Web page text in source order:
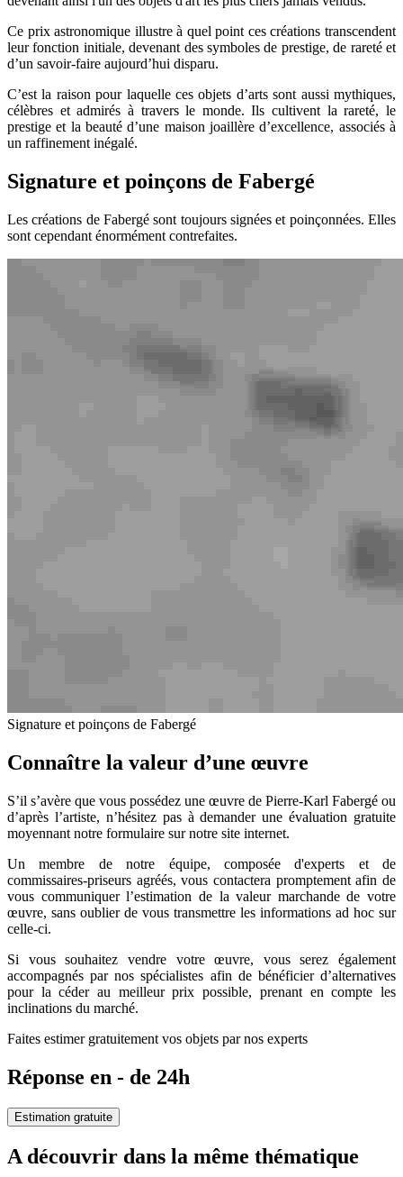
Ce prix astronomique illustre à quel point ces créations transcendent
leur fonction initiale, devenant des symboles de prestige, de rareté et
d’un savoir-faire aujourd’hui disparu.
C’est la raison pour laquelle ces objets d’arts sont aussi mythiques,
célèbres et admirés à travers le monde. Ils cultivent la rareté, le
prestige et la beauté d’une maison joaillère d’excellence, associés à
un raffinement inégalé.
Signature et poinçons de Fabergé
Les créations de Fabergé sont toujours signées et poinçonnées. Elles
sont cependant énormément contrefaites.
Signature et poinçons de Fabergé
Connaître la valeur d’une œuvre
S’il s’avère que vous possédez une œuvre de Pierre-Karl Fabergé ou
d’après l’artiste, n’hésitez pas à demander une évaluation gratuite
moyennant notre formulaire sur notre site internet.
Un membre de notre équipe, composée d'experts et de
commissaires-priseurs agréés, vous contactera promptement afin de
vous communiquer l’estimation de la valeur marchande de votre
œuvre, sans oublier de vous transmettre les informations ad hoc sur
celle-ci.
Si vous souhaitez vendre votre œuvre, vous serez également
accompagnés par nos spécialistes afin de bénéficier d’alternatives
pour la céder au meilleur prix possible, prenant en compte les
inclinations du marché.
Faites estimer gratuitement vos objets par nos experts
Réponse en - de 24h
Estimation gratuite
A découvrir dans la même thématique